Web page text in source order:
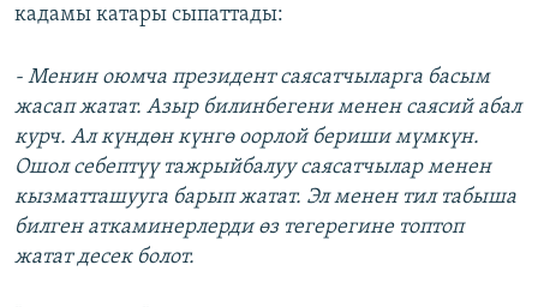
кадамы катары сыпаттады:
- Менин оюмча президент саясатчыларга басым
жасап жатат. Азыр билинбегени менен саясий абал
курч. Ал күндөн күнгө оорлой бериши мүмкүн.
Ошол себептүү тажрыйбалуу саясатчылар менен
кызматташууга барып жатат. Эл менен тил табыша
билген аткаминерлерди өз тегерегине топтоп
жатат десек болот.